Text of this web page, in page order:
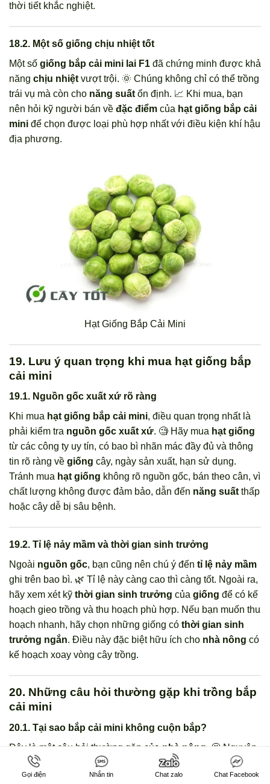
thời tiết khắc nghiệt.
18.2. Một số giống chịu nhiệt tốt
Một số giống bắp cải mini lai F1 đã chứng minh được khả
năng chịu nhiệt vượt trội. 🌞 Chúng không chỉ có thể trồng
trái vụ mà còn cho năng suất ổn định. 📈 Khi mua, bạn
nên hỏi kỹ người bán về đặc điểm của hạt giống bắp cải
mini để chọn được loại phù hợp nhất với điều kiện khí hậu
địa phương.
Hạt Giống Bắp Cải Mini
19. Lưu ý quan trọng khi mua hạt giống bắp
cải mini
19.1. Nguồn gốc xuất xứ rõ ràng
Khi mua hạt giống bắp cải mini, điều quan trọng nhất là
phải kiểm tra nguồn gốc xuất xứ. 🧐 Hãy mua hạt giống
từ các công ty uy tín, có bao bì nhãn mác đầy đủ và thông
tin rõ ràng về giống cây, ngày sản xuất, hạn sử dụng.
Tránh mua hạt giống không rõ nguồn gốc, bán theo cân, vì
chất lượng không được đảm bảo, dẫn đến năng suấtthấp
hoặc cây dễ bị sâu bệnh.
19.2. Tỉ lệ nảy mầm và thời gian sinh trưởng
Ngoài nguồn gốc, bạn cũng nên chú ý đến tỉ lệ nảy mầm
ghi trên bao bì. 🌿 Tỉ lệ này càng cao thì càng tốt. Ngoài ra,
hãy xem xét kỹ thời gian sinh trưởng của giống để có kế
hoạch gieo trồng và thu hoạch phù hợp. Nếu bạn muốn thu
hoạch nhanh, hãy chọn những giống có thời gian sinh
trưởng ngắn. Điều này đặc biệt hữu ích cho nhà nông có
kế hoạch xoay vòng cây trồng.
20. Những câu hỏi thường gặp khi trồng bắp
cải mini
20.1. Tại sao bắp cải mini không cuộn bắp?
Đây là một câu hỏi thường gặp của nhà nông . 🤔 Nguyên
nhân có thể do nhiều yếu tố như: giống không phù hợp,
thiếu nước, thiếu dinh dưỡng hoặctrồng quá dày. 🥦 Để
Gọi điện Nhắn tin Chat zalo Chat Facebook